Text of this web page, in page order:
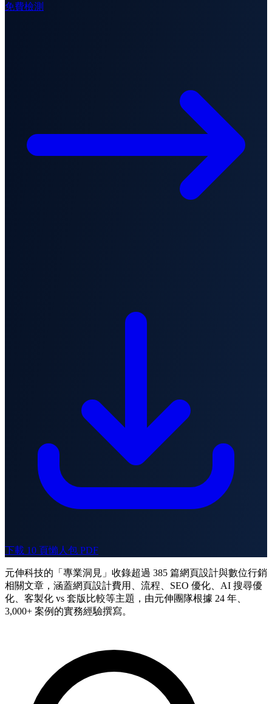
免費檢測
下載 10 頁懶人包 PDF
元伸科技的「專業洞見」收錄超過 385 篇網頁設計與數位行銷
相關文章，涵蓋網頁設計費用、流程、SEO 優化、AI 搜尋優
化、客製化 vs 套版比較等主題，由元伸團隊根據 24 年、
3,000+ 案例的實務經驗撰寫。